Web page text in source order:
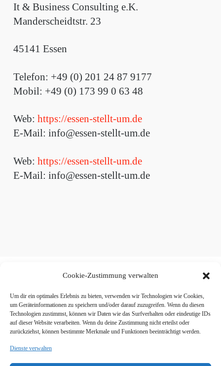
Cookie-Zustimmung verwalten
Um dir ein optimales Erlebnis zu bieten, verwenden wir Technologien wie Cookies,
um Geräteinformationen zu speichern und/oder darauf zuzugreifen. Wenn du diesen
Technologien zustimmst, können wir Daten wie das Surfverhalten oder eindeutige IDs
auf dieser Website verarbeiten. Wenn du deine Zustimmung nicht erteilst oder
zurückziehst, können bestimmte Merkmale und Funktionen beeinträchtigt werden.
Dienste verwalten
It & Business Consulting e.K.
Manderscheidtstr. 23
45141 Essen
Telefon: +49 (0) 201 24 87 9177
Mobil: +49 (0) 173 99 0 63 48
Web: https://essen-stellt-um.de
E-Mail: info@essen-stellt-um.de
Web: https://essen-stellt-um.de
E-Mail: info@essen-stellt-um.de
STARTSEITE
ÜBER UNS
IMPRESSUM
KONTAKT